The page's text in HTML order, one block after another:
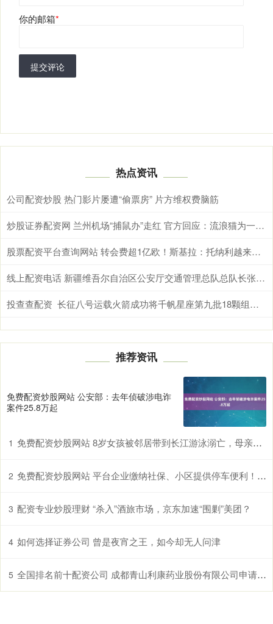
你的邮箱*
提交评论
热点资讯
公司配资炒股 热门影片屡遭“偷票房” 片方维权费脑筋
炒股证券配资网 兰州机场“捕鼠办”走红 官方回应：流浪猫为一家三口，享专人照顾待遇
股票配资平台查询网站 转会费超1亿欧！斯基拉：托纳利越来越接近加盟热刺，年薪1200万
线上配资电话 新疆维吾尔自治区公安厅交通管理总队总队长张建国接受纪律审查和监察调查
投查查配资 长征八号运载火箭成功将千帆星座第九批18颗组网卫星送入预定轨道；SpaceX最早将于6月11日确定首次公开发行价格，股票将于6月12日上市；美国三大移...
推荐资讯
免费配资炒股网站 公安部：去年侦破涉电诈
案件25.8万起
1 免费配资炒股网站 8岁女孩被邻居带到长江游泳溺亡，母亲称不认识该邻居，且孩子不会游泳。_儿童_范某_监护
2 免费配资炒股网站 平台企业缴纳社保、小区提供停车便利！安徽拟立法保障新就业形态劳动者
3 配资专业炒股理财 “杀入”酒旅市场，京东加速“围剿”美团？
4 如何选择证券公司 曾是夜宵之王，如今却无人问津
5 全国排名前十配资公司 成都青山利康药业股份有限公司申请II类会议